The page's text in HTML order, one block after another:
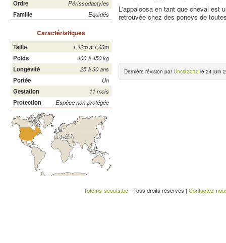
Ordre
Périssodactyles
Famille
Equidés
Caractéristiques
Taille
1,42m à 1,63m
Poids
400 à 450 kg
Longévité
25 à 30 ans
Portée
Un
Gestation
11 mois
Protection
Espèce non-protégée
L'appaloosa en tant que cheval est
retrouvée chez des poneys de
Dernière révision parUncia2010 le 24 juin
Totems-scouts.be- Tous droits réservés | Contactez-